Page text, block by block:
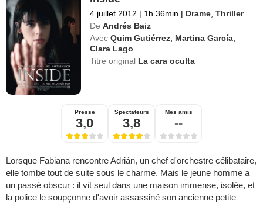
4 juillet 2012 | 1h 36min | Drame,Thriller
De Andrés Baiz
Avec Quim Gutiérrez, Martina García,
Clara Lago
Titre original La cara oculta
Presse
3,0
Spectateurs
3,8
Mes amis
--
Lorsque Fabiana rencontre Adrián, un chef d'orchestre célibataire,
elle tombe tout de suite sous le charme. Mais le jeune homme a
un passé obscur : il vit seul dans une maison immense, isolée, et
la police le soupçonne d'avoir assassiné son ancienne petite